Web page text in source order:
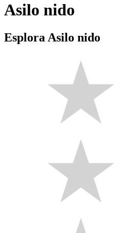
Asilo nido
Esplora Asilo nido